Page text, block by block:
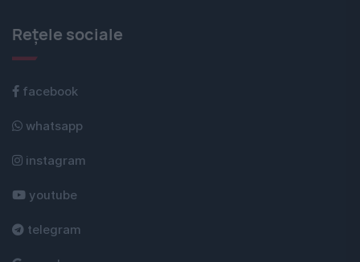
Rețele sociale
facebook
whatsapp
instagram
youtube
telegram